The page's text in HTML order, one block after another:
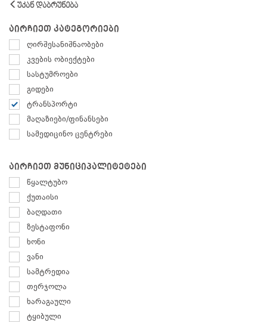
უკან დაბრუნება
აირჩიეთ კატეგორიები
ღირშესანიშნაობები
კვების ობიექტები
სასტუმროები
გიდები
ტრანსპორტი
მაღაზიები/ფინანსები
სამედიცინო ცენტრები
აირჩიეთ მუნიციპალიტეტები
წყალტუბო
ქუთაისი
ბაღდათი
ზესტაფონი
ხონი
ვანი
სამტრედია
თერჯოლა
ხარაგაული
ტყიბული